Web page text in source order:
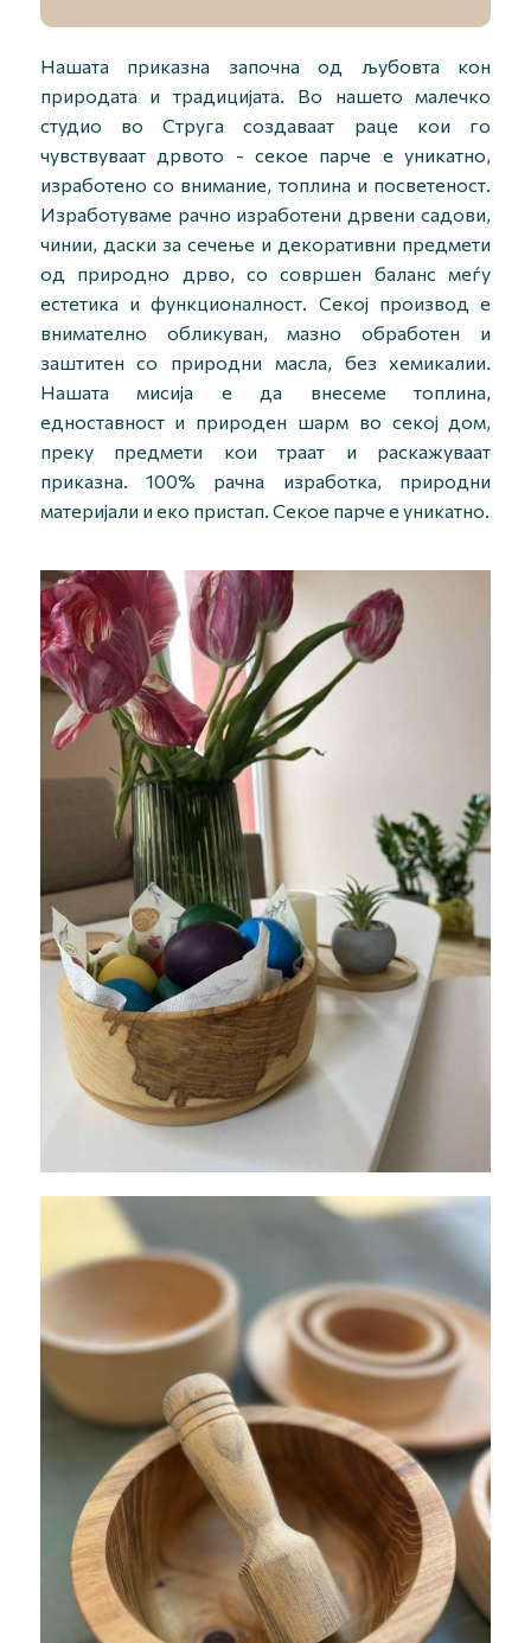
Нашата приказна започна од љубовта кон
природата и традицијата. Во нашето малечко
студио во Струга создаваат раце кои го
чувствуваат дрвото - секое парче е уникатно,
изработено со внимание, топлина и посветеност.
Изработуваме рачно изработени дрвени садови,
чинии, даски за сечење и декоративни предмети
од природно дрво, со совршен баланс меѓу
естетика и функционалност. Секој производ е
внимателно обликуван, мазно обработен и
заштитен со природни масла, без хемикалии.
Нашата мисија е да внесеме топлина,
едноставност и природен шарм во секој дом,
преку предмети кои траат и раскажуваат
приказна. 100% рачна изработка, природни
материјали и еко пристап. Секое парче е уникатно.